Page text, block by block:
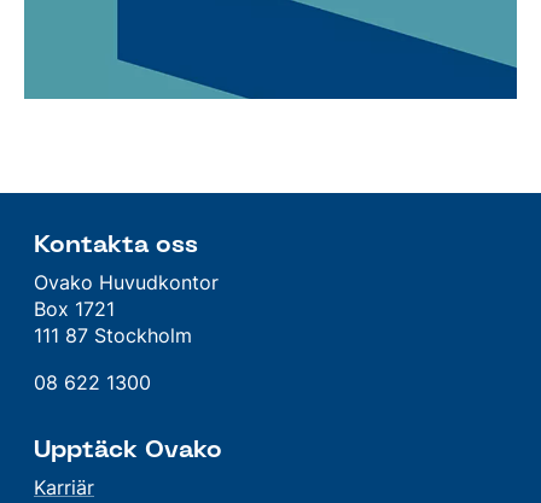
Kontakta oss
Ovako Huvudkontor
Box 1721
111 87 Stockholm
08 622 1300
Upptäck Ovako
Karriär